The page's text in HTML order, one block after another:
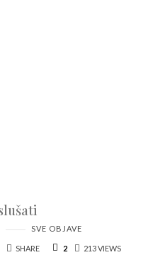
SVE OBJAVE
SHARE 2 213 VIEWS